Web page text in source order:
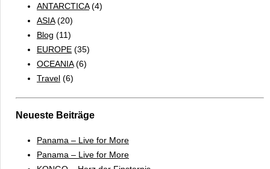
ANTARCTICA(4)
ASIA(20)
Blog (11)
EUROPE (35)
OCEANIA(6)
Travel (6)
Neueste Beiträge
Panama – Live for More
Panama – Live for More